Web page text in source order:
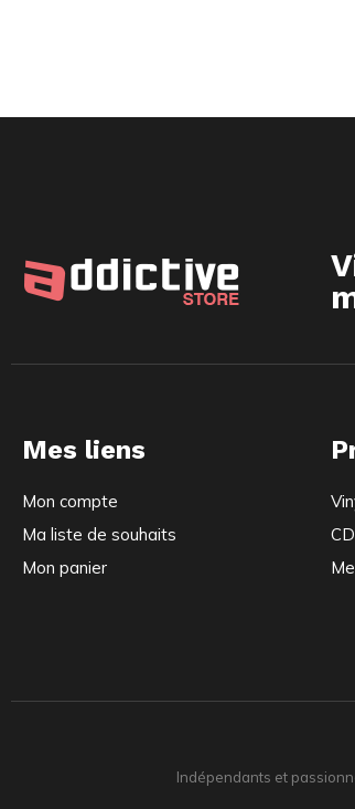
Mes liens
Mon compte
Ma liste de souhaits
Mon panier
CD
Indépendants et